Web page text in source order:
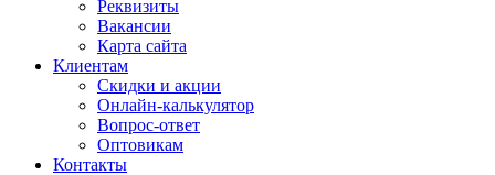
Реквизиты
Вакансии
Карта сайта
Клиентам
Скидки и акции
Онлайн-калькулятор
Вопрос-ответ
Оптовикам
Контакты